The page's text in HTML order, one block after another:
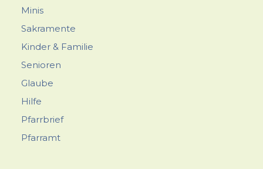
Minis
Sakramente
Kinder & Familie
Senioren
Glaube
Hilfe
Pfarrbrief
Pfarramt